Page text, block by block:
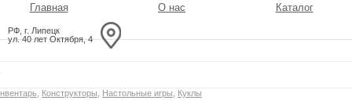
Главная О нас Каталог
РФ, г. Липецк
ул. 40 лет Октября, 4
Конструкторы Настольные игры Куклы